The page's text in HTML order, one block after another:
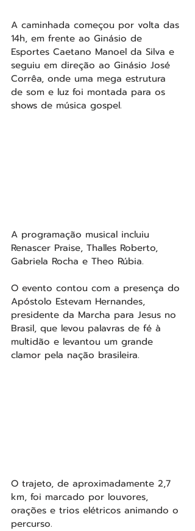
A caminhada começou por volta das
14h, em frente ao Ginásio de
Esportes Caetano Manoel da Silva e
seguiu em direção ao Ginásio José
Corrêa, onde uma mega estrutura
de som e luz foi montada para os
shows de música gospel.
A programação musical incluiu
Renascer Praise, Thalles Roberto,
Gabriela Rocha e Theo Rúbia.
O evento contou com a presença do
Apóstolo Estevam Hernandes,
presidente da Marcha para Jesus no
Brasil, que levou palavras de fé à
multidão e levantou um grande
clamor pela nação brasileira.
O trajeto, de aproximadamente 2,7
km, foi marcado por louvores,
orações e trios elétricos animando o
percurso.